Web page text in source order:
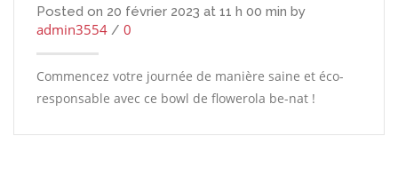
Posted on 20 février 2023 at 11 h 00 min by
admin3554 / 0
Commencez votre journée de manière saine et éco-
responsable avec ce bowl de flowerola be-nat !